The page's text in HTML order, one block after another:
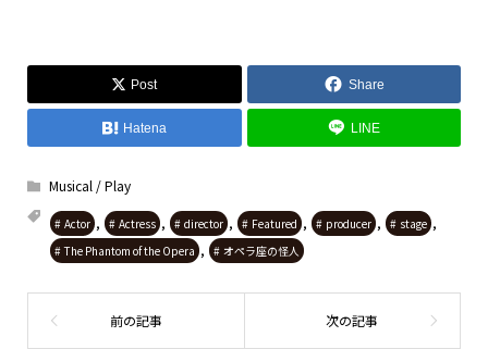
Post Share
Hatena LINE
Musical / Play
Actor , Actress , director , Featured , producer , stage ,
The Phantom of the Opera , オペラ座の怪人